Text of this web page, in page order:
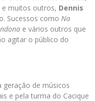
e muitos outros, Dennis
Sucessos como Na
e vários outros que
agitar o público do
geração de músicos
e pela turma do Cacique